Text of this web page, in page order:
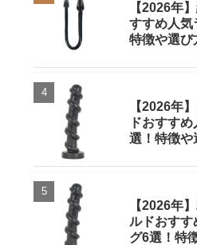
【2026年
すすめ人気
特徴や選び
【2026年
ドおすす
選！特徴や
【2026年
ルドおすす
グ6選！特